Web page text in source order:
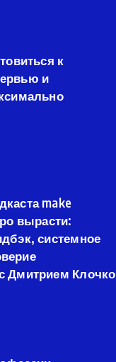
к
и
make
вырасти:
системное
Дмитрием Клочко